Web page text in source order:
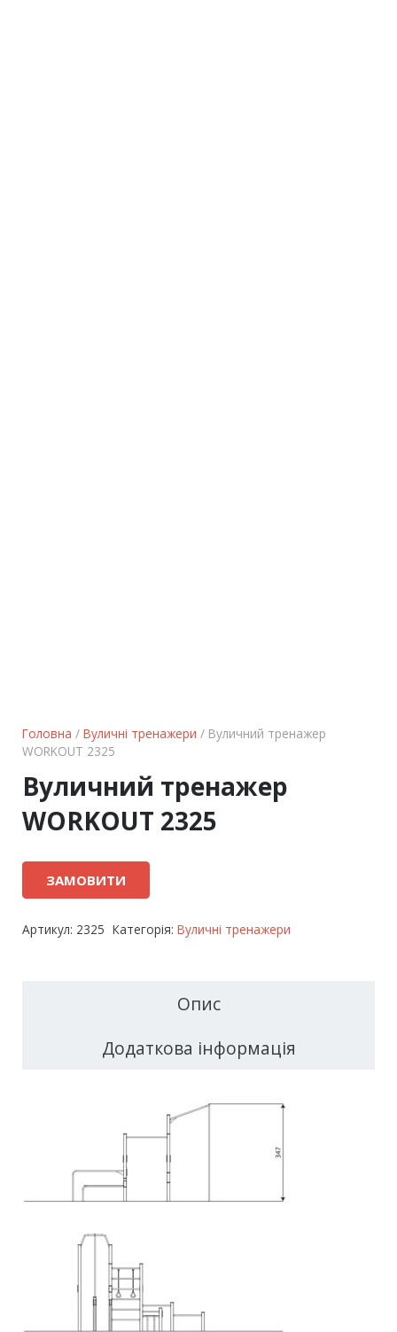
Головна / Вуличні тренажери / Вуличний тренажер
WORKOUT 2325
Вуличний тренажер
WORKOUT 2325
ЗАМОВИТИ
Артикул: 2325 Категорія: Вуличні тренажери
Опис
Додаткова інформація